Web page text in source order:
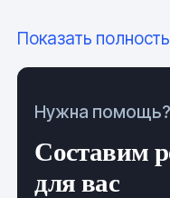
В качестве сырья
ОСТ 36-56-81, ГОСТ
аббревиатуру
показателями
давление, стандарт
Показать
Нужна помощь?
Составим
для вас